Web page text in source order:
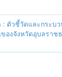
ตัวชี้วัดและกระบ
องจังหวัดอุบลราช